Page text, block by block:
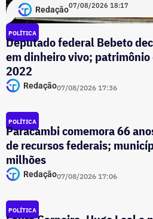
Redação07/08/2026 18:17
POLÍTICA
Deputado federal Bebeto
em dinheiro vivo;
2022
Redação07/08/2026 17:36
POLÍTICA
Paracambi comemora 66
de recursos federais;
milhões
Redação07/08/2026 17:06
POLÍTICA